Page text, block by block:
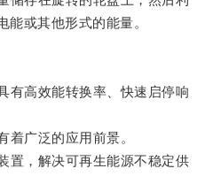
能或其他形式的能量。
高效能转换率、快速启停响
广泛的应用前景。
，解决可再生能源不稳定供